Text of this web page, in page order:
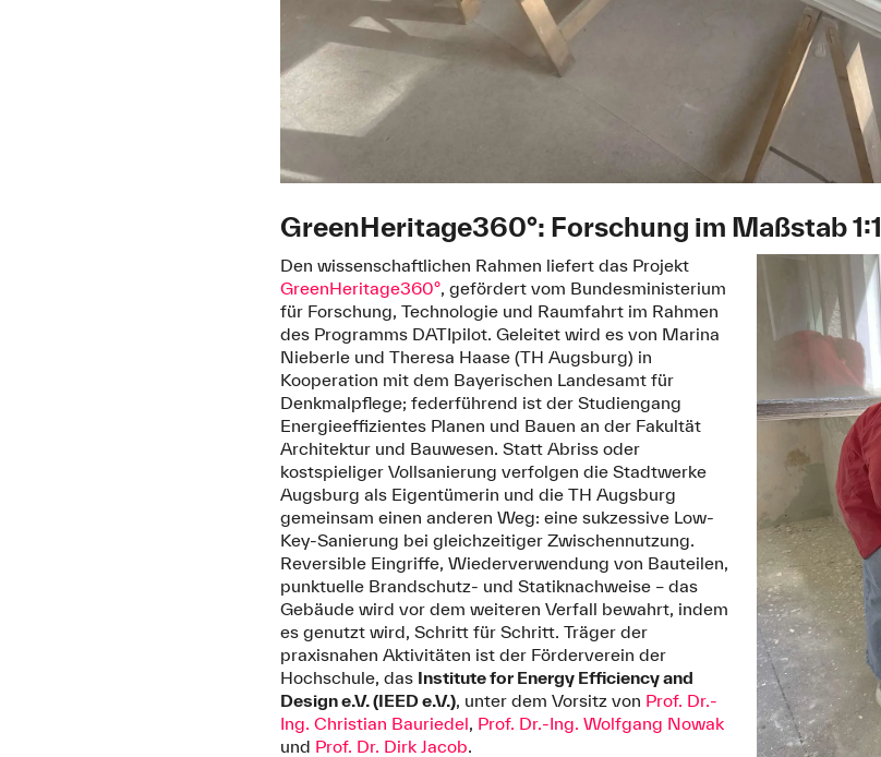
GreenHeritage360°: Forschung im Maßstab 1:1
Den wissenschaftlichen Rahmen liefert das Projekt
GreenHeritage360° , gefördert vom Bundesministerium
für Forschung, Technologie und Raumfahrt im Rahmen
des Programms DATIpilot. Geleitet wird es von Marina
Nieberle und Theresa Haase (TH Augsburg) in
Kooperation mit dem Bayerischen Landesamt für
Denkmalpflege; federführend ist der Studiengang
Energieeffizientes Planen und Bauen an der Fakultät
Architektur und Bauwesen. Statt Abriss oder
kostspieliger Vollsanierung verfolgen die Stadtwerke
Augsburg als Eigentümerin und die TH Augsburg
gemeinsam einen anderen Weg: eine sukzessive Low-
Key-Sanierung bei gleichzeitiger Zwischennutzung.
Reversible Eingriffe, Wiederverwendung von Bauteilen,
punktuelle Brandschutz- und Statiknachweise – das
Gebäude wird vor dem weiteren Verfall bewahrt, indem
es genutzt wird, Schritt für Schritt. Träger der
praxisnahen Aktivitäten ist der Förderverein der
Hochschule, das Institute for Energy Efficiency and
Design e.V. (IEED e.V.) , unter dem Vorsitz von Prof. Dr.-
Ing. Christian Bauriedel Prof. Dr.-Ing. Wolfgang Nowak
und Prof. Dr. Dirk Jacob